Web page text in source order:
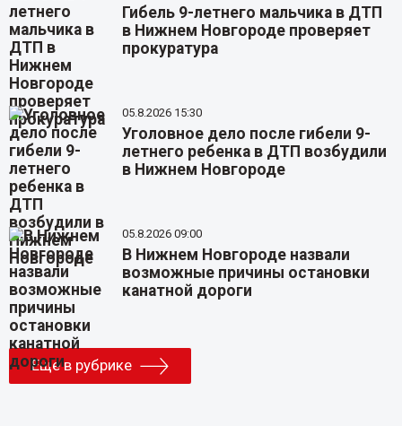
Гибель 9-летнего мальчика в ДТП
в Нижнем Новгороде проверяет
прокуратура
05.8.2026 15:30
Уголовное дело после гибели 9-
летнего ребенка в ДТП возбудили
в Нижнем Новгороде
05.8.2026 09:00
В Нижнем Новгороде назвали
возможные причины остановки
канатной дороги
Еще в рубрике